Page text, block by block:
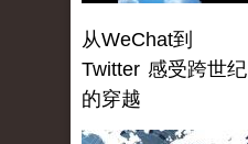
从WeChat到
Twitter 感受跨世纪
的穿越